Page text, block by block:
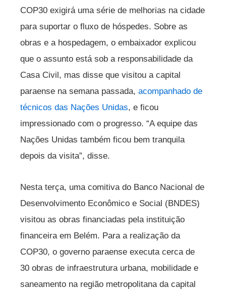
COP30 exigirá uma série de melhorias na cidade
para suportar o fluxo de hóspedes. Sobre as
obras e a hospedagem, o embaixador explicou
que o assunto está sob a responsabilidade da
Casa Civil, mas disse que visitou a capital
paraense na semana passada, acompanhado de
técnicos das Nações Unidas, e ficou
impressionado com o progresso. “A equipe das
Nações Unidas também ficou bem tranquila
depois da visita”, disse.
Nesta terça, uma comitiva do Banco Nacional de
Desenvolvimento Econômico e Social (BNDES)
visitou as obras financiadas pela instituição
financeira em Belém. Para a realização da
COP30, o governo paraense executa cerca de
30 obras de infraestrutura urbana, mobilidade e
saneamento na região metropolitana da capital